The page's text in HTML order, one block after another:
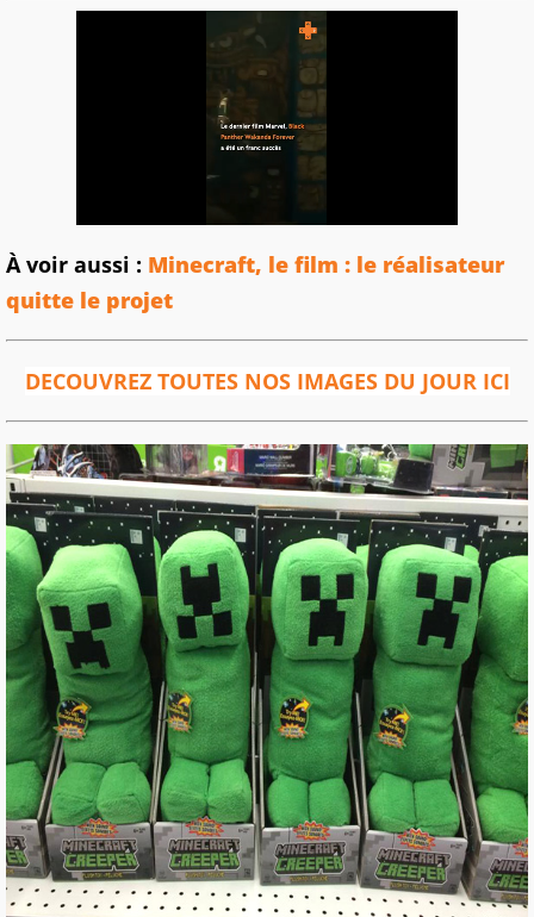
À voir aussi : Minecraft, le film : le réalisateur
quitte le projet
DECOUVREZ TOUTES NOS IMAGES DU JOUR ICI